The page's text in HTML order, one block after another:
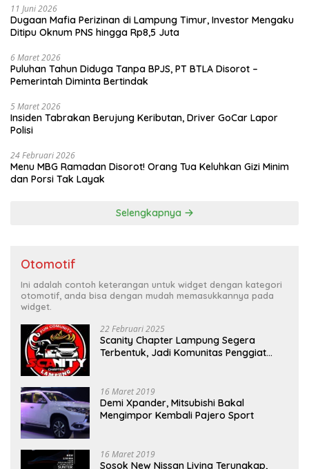
11 Juni 2026
Dugaan Mafia Perizinan di Lampung Timur, Investor Mengaku
Ditipu Oknum PNS hingga Rp8,5 Juta
6 Maret 2026
Puluhan Tahun Diduga Tanpa BPJS, PT BTLA Disorot –
Pemerintah Diminta Bertindak
5 Maret 2026
Insiden Tabrakan Berujung Keributan, Driver GoCar Lapor
Polisi
24 Februari 2026
Menu MBG Ramadan Disorot! Orang Tua Keluhkan Gizi Minim
dan Porsi Tak Layak
Selengkapnya
Otomotif
Ini adalah contoh keterangan untuk widget dengan kategori
otomotif, anda bisa dengan mudah memasukkannya pada
widget.
22 Februari 2025
Scanity Chapter Lampung Segera
Terbentuk, Jadi Komunitas Penggiat
16 Maret 2019
Demi Xpander, Mitsubishi Bakal
Mengimpor Kembali Pajero Sport
16 Maret 2019
Sosok New Nissan Livina Terungkap,